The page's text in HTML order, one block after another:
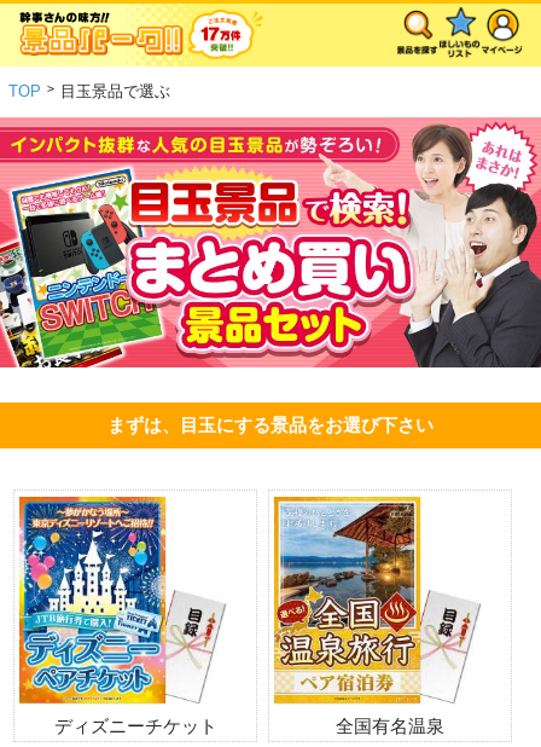
TOP > 目玉景品で選ぶ
まずは、目玉にする景品をお選び下さい
ディズニーチケット 全国有名温泉